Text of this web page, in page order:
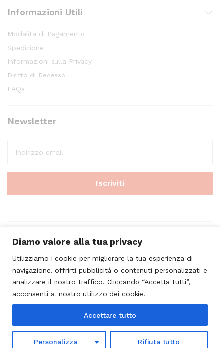
Diamo valore alla tua privacy
Utilizziamo i cookie per migliorare la tua esperienza di
navigazione, offrirti pubblicità o contenuti personalizzati e
analizzare il nostro traffico. Cliccando “Accetta tutti”,
acconsenti al nostro utilizzo dei cookie.
Personalizza Rifiuta tutto
Accettare tutto
Informazioni Utili
Modalità di Pagamento
Spedizione
Informazioni sulla Privacy
Diritto di Recesso
FAQs
Newsletter
© 2023 - Casa Musicale Vicini. All Rights Reserved